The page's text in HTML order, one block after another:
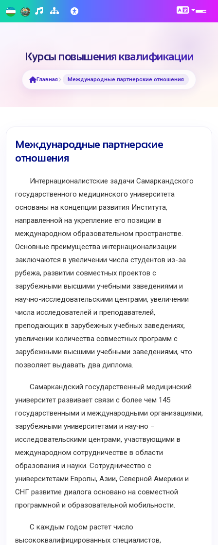
Курсы повышения квалификации
Главная Международные партнерские отношения
Международные партнерские
отношения
Интернационалистские задачи Самаркандского
государственного медицинского университета
основаны на концепции развития Института,
направленной на укрепление его позиции в
международном образовательном пространстве.
Основные преимущества интернационализации
заключаются в увеличении числа студентов из-за
рубежа, развитии совместных проектов с
зарубежными высшими учебными заведениями и
научно-исследовательскими центрами, увеличении
числа исследователей и преподавателей,
преподающих в зарубежных учебных заведениях,
увеличении количества совместных программ с
зарубежными высшими учебными заведениями, что
позволяет выдавать два диплома.
Самаркандский государственный медицинский
университет развивает связи с более чем 145
государственными и международными организациями,
зарубежными университетами и научно –
исследовательскими центрами, участвующими в
международном сотрудничестве в области
образования и науки. Сотрудничество с
университетами Европы, Азии, Северной Америки и
СНГ развитие диалога основано на совместной
программной и образовательной мобильности.
С каждым годом растет число
высококвалифицированных специалистов,